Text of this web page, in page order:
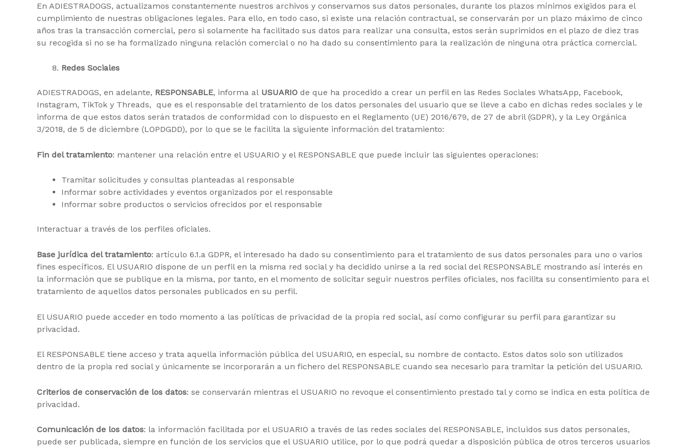
En ADIESTRADOGS, actualizamos constantemente nuestros archivos y conservamos sus datos personales, durante los plazos mínimos exigidos para el
cumplimiento de nuestras obligaciones legales. Para ello, en todo caso, si existe una relación contractual, se conservarán por un plazo máximo de cinco
años tras la transacción comercial, pero si solamente ha facilitado sus datos para realizar una consulta, estos serán suprimidos en el plazo de diez tras
su recogida si no se ha formalizado ninguna relación comercial o no ha dado su consentimiento para la realización de ninguna otra práctica comercial.
Redes Sociales
ADIESTRADOGS, en adelante, RESPONSABLE, informa al USUARIO de que ha procedido a crear un perfil en las Redes Sociales WhatsApp, Facebook,
Instagram, TikTok y Threads, que es el responsable del tratamiento de los datos personales del usuario que se lleve a cabo en dichas redes sociales y le
informa de que estos datos serán tratados de conformidad con lo dispuesto en el Reglamento (UE) 2016/679, de 27 de abril (GDPR), y la Ley Orgánica
3/2018, de 5 de diciembre (LOPDGDD), por lo que se le facilita la siguiente información del tratamiento:
Fin del tratamiento: mantener una relación entre el USUARIO y el RESPONSABLE que puede incluir las siguientes operaciones:
Tramitar solicitudes y consultas planteadas al responsable
Informar sobre actividades y eventos organizados por el responsable
Informar sobre productos o servicios ofrecidos por el responsable
Interactuar a través de los perfiles oficiales.
Base jurídica del tratamiento: artículo 6.1.a GDPR, el interesado ha dado su consentimiento para el tratamiento de sus datos personales para uno o varios
fines específicos. El USUARIO dispone de un perfil en la misma red social y ha decidido unirse a la red social del RESPONSABLE mostrando así interés en
la información que se publique en la misma, por tanto, en el momento de solicitar seguir nuestros perfiles oficiales, nos facilita su consentimiento para el
tratamiento de aquellos datos personales publicados en su perfil.
El USUARIO puede acceder en todo momento a las políticas de privacidad de la propia red social, así como configurar su perfil para garantizar su
privacidad.
El RESPONSABLE tiene acceso y trata aquella información pública del USUARIO, en especial, su nombre de contacto. Estos datos solo son utilizados
dentro de la propia red social y únicamente se incorporarán a un fichero del RESPONSABLE cuando sea necesario para tramitar la petición del USUARIO.
Criterios de conservación de los datos: se conservarán mientras el USUARIO no revoque el consentimiento prestado tal y como se indica en esta política de
privacidad.
Comunicación de los datos: la información facilitada por el USUARIO a través de las redes sociales del RESPONSABLE, incluidos sus datos personales,
puede ser publicada, siempre en función de los servicios que el USUARIO utilice, por lo que podrá quedar a disposición pública de otros terceros usuarios